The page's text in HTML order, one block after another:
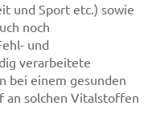
und Sport etc.) sowie
noch
und
verarbeitete
bei einem gesunden
an solchen Vitalstoffen